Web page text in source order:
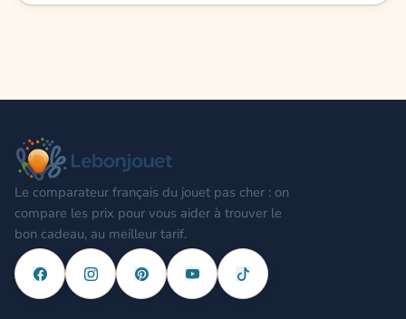
Le comparateur français du jouet pas cher : on
compare les prix pour vous aider à trouver le
bon cadeau, au meilleur tarif.